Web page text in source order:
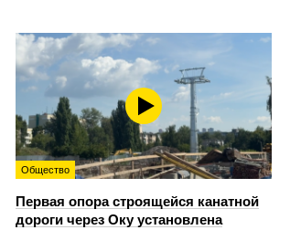
Общество
Первая опора строящейся канатной
дороги через Оку установлена